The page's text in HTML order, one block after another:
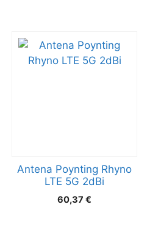
Antena Poynting Rhyno
LTE 5G 2dBi
60,37 €